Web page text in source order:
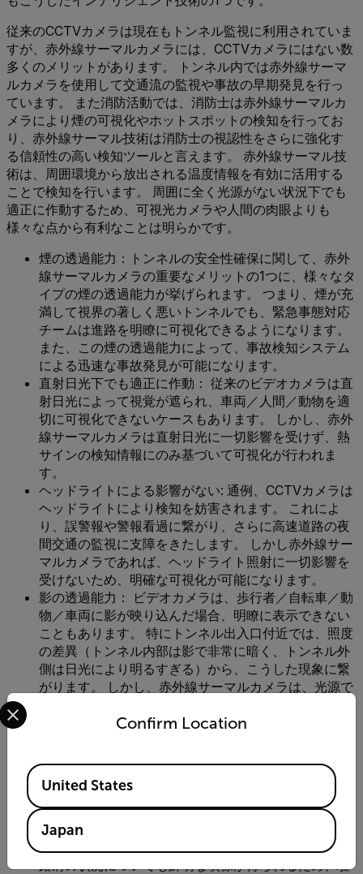
従来のCCTVカメラは現在もトンネル監視に利用されていま
すが、赤外線サーマルカメラには、CCTVカメラにはない数
多くのメリットがあります。 トンネル内では赤外線サーマ
ルカメラを使用して交通流の監視や事故の早期発見を行っ
ています。 また消防活動では、消防士は赤外線サーマルカ
メラにより煙の可視化やホットスポットの検知を行ってお
り、赤外線サーマル技術は消防士の視認性をさらに強化す
る信頼性の高い検知ツールと言えます。 赤外線サーマル技
術は、周囲環境から放出される温度情報を有効に活用する
ことで検知を行います。 周囲に全く光源がない状況下でも
適正に作動するため、可視光カメラや人間の肉眼よりも
様々な点から有利なことは明らかです。
煙の透過能力 ：トンネルの安全性確保に関して、赤外
線サーマルカメラの重要なメリットの1つに、様々なタ
イプの煙の透過能力が挙げられます。 つまり、煙が充
満して視界の著しく悪いトンネルでも、緊急事態対応
チームは進路を明瞭に可視化できるようになります。
また、この煙の透過能力によって、事故検知システム
による迅速な事故発見が可能になります。
直射日光下でも適正に作動 ： 従来のビデオカメラは直
射日光によって視覚が遮られ、車両／人間／動物を適
切に可視化できないケースもあります。 しかし、赤外
線サーマルカメラは直射日光に一切影響を受けず、熱
サインの検知情報にのみ基づいて可視化が行われま
す。
ヘッドライトによる影響がない: 通例、CCTVカメラは
ヘッドライトにより検知を妨害されます。 これによ
り、誤警報や警報看過に繋がり、さらに高速道路の夜
間交通の監視に支障をきたします。 しかし赤外線サー
マルカメラであれば、ヘッドライト照射に一切影響を
受けないため、明確な可視化が可能になります。
影の透過能力： ビデオカメラは、歩行者／自転車／動
物／車両に影が映り込んだ場合、明瞭に表示できない
こともあります。 特にトンネル出入口付近では、照度
の差異（トンネル内部は影で非常に暗く、トンネル外
側は日光により明るすぎる）から、こうした現象に繋
がります。 しかし、赤外線サーマルカメラは、光源で
の検知であれば、影は全く無関係であり、可視化にも
道路は不明瞭で薄暗く光る線として表示されるため、
有効なデータ収集や事故評価の実施はほぼ不可能で
す。 しかし赤外線サーマルカメラであれば、数マイル
先でも車体から発する熱サインを検知して明瞭な可視
化が可能になります。 また赤外線サーマルカメラは、
路肩の状況についても鮮明な映像が得られるため、駐
Confirm Location
Select your preferred country and language from the
Available Locations
United States
Japan